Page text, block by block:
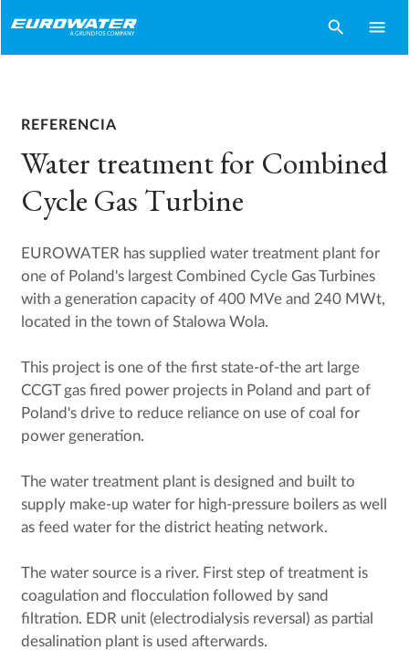
search menu
REFERENCIA
Water treatment for Combined
Cycle Gas Turbine
EUROWATER has supplied water treatment plant for
one of Poland's largest Combined Cycle Gas Turbines
with a generation capacity of 400 MVe and 240 MWt,
located in the town of Stalowa Wola.
This project is one of the first state-of-the art large
CCGT gas fired power projects in Poland and part of
Poland's drive to reduce reliance on use of coal for
power generation.
The water treatment plant is designed and built to
supply make-up water for high-pressure boilers as well
as feed water for the district heating network.
The water source is a river. First step of treatment is
coagulation and flocculation followed by sand
filtration. EDR unit (electrodialysis reversal) as partial
desalination plant is used afterwards.